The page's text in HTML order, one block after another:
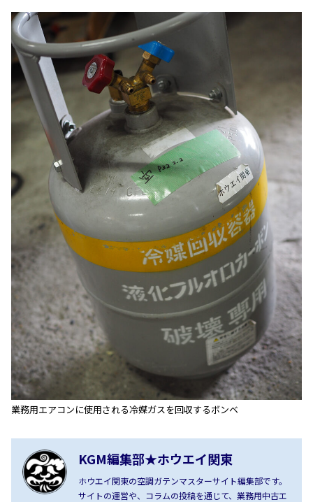
業務用エアコンに使用される冷媒ガスを回収するボンベ
KGM編集部★ホウエイ関東
ホウエイ関東の空調ガテンマスターサイト編集部です。
サイトの運営や、コラムの投稿を通じて、業務用中古エ